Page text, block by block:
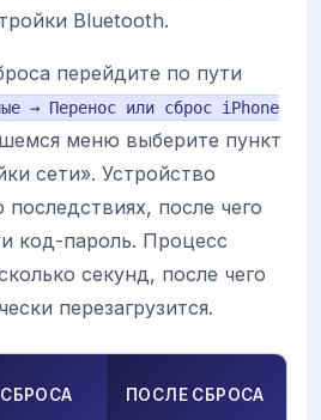
Bluetooth.
перейдите по пути
→ Перенос или сброс iPhone
меню выберите пункт
сети». Устройство
после чего
код-пароль. Процесс
секунд, после чего
перезагрузится.
ПОСЛЕ СБРОСА